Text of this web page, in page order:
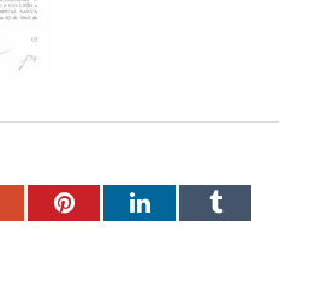
PinterestLinkedInTumblr